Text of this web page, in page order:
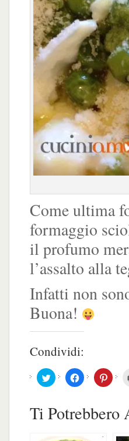
Come ultima
formaggio
il profumo
l’assalto alla
Infatti non
Buona!
Condividi:
Fai
clic
su
Twitter
in
Fai
clic
Facebook
(Si
una
Fai
clic
su
Ti Potrebbero